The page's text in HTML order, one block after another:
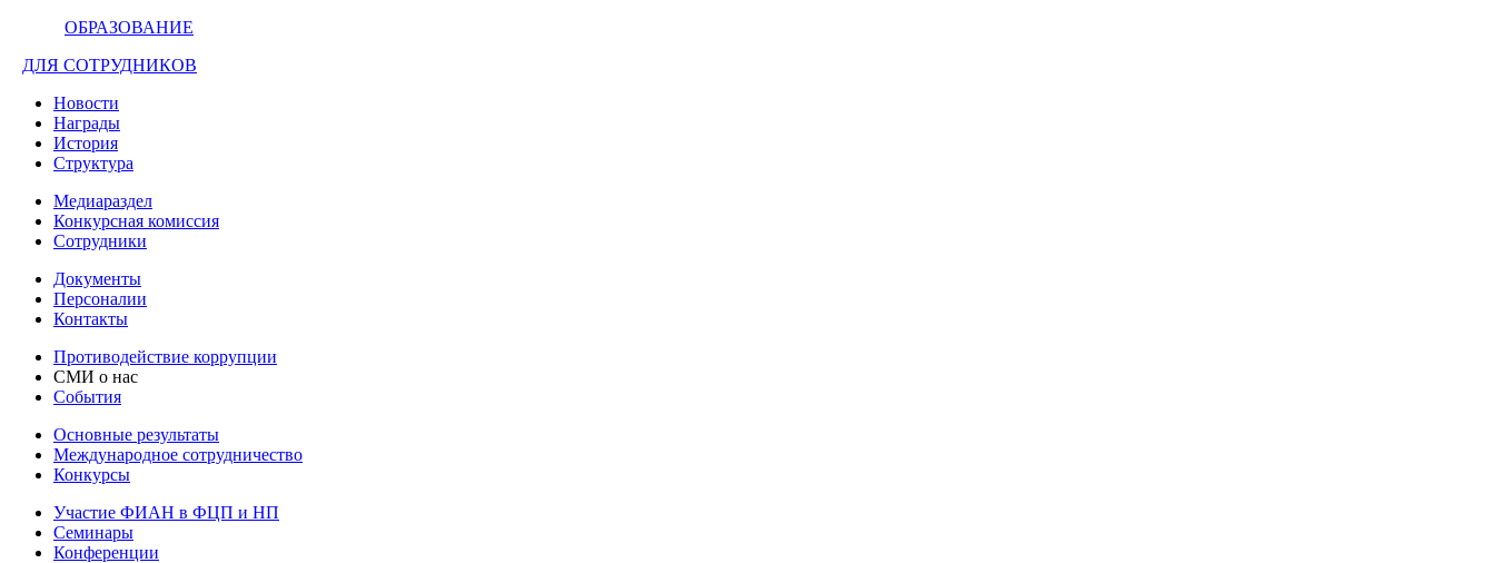
ОБРАЗОВАНИЕ
ДЛЯ СОТРУДНИКОВ
Новости
Награды
История
Структура
Медиараздел
Конкурсная комиссия
Сотрудники
Документы
Персоналии
Контакты
Противодействие коррупции
СМИ о нас
События
Основные результаты
Международное сотрудничество
Конкурсы
Участие ФИАН в ФЦП и НП
Семинары
Конференции